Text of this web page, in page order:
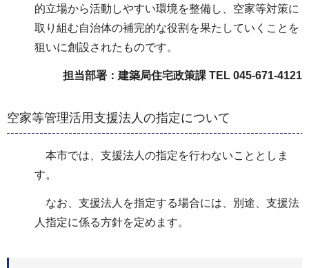
的立場から活動しやすい環境を整備し、空家等対策に
取り組む自治体の補完的な役割を果たしていくことを
狙いに創設されたものです。
担当部署：建築局住宅政策課 TEL 045-671-4121
空家等管理活用支援法人の指定について
本市では、支援法人の指定を行わないこととしま
す。
なお、支援法人を指定する場合には、別途、支援法
人指定に係る方針を定めます。